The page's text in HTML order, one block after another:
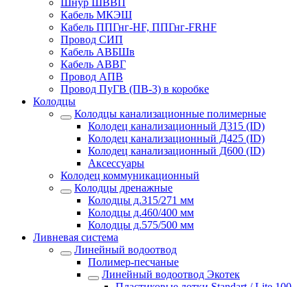
Шнур ШВВП
Кабель МКЭШ
Кабель ППГнг-HF, ППГнг-FRHF
Провод СИП
Кабель АВБШв
Кабель АВВГ
Провод АПВ
Провод ПуГВ (ПВ-3) в коробке
Колодцы
Колодцы канализационные полимерные
Колодец канализационный Д315 (ID)
Колодец канализационный Д425 (ID)
Колодец канализационный Д600 (ID)
Аксессуары
Колодец коммуникационный
Колодцы дренажные
Колодцы д.315/271 мм
Колодцы д.460/400 мм
Колодцы д.575/500 мм
Ливневая система
Линейный водоотвод
Полимер-песчаные
Линейный водоотвод Экотек